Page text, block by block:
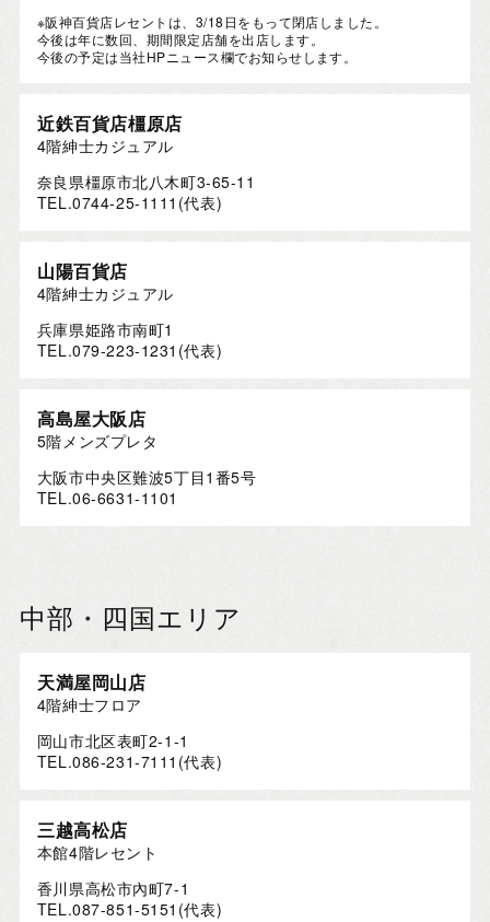
※阪神百貨店レセントは、3/18日をもって閉店しました。
今後は年に数回、期間限定店舗を出店します。
今後の予定は当社HPニュース欄でお知らせします。
近鉄百貨店橿原店
4階紳士カジュアル
奈良県橿原市北八木町3-65-11
TEL.0744-25-1111(代表)
山陽百貨店
4階紳士カジュアル
兵庫県姫路市南町1
TEL.079-223-1231(代表)
高島屋大阪店
5階メンズプレタ
大阪市中央区難波5丁目1番5号
TEL.06-6631-1101
中部・四国エリア
天満屋岡山店
4階紳士フロア
岡山市北区表町2-1-1
TEL.086-231-7111(代表)
三越高松店
本館4階レセント
香川県高松市內町7-1
TEL.087-851-5151(代表)